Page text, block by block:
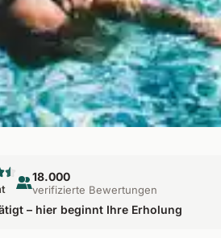
entspannte Auszeit in einem Hotel mit
ist mit ihrer romantischen
Museumslandschaft ein tolles
In einer Unterkunft mit Schwimmbad
Stadterleben mit
18.000
verifizierte Bewertungen
– hier beginnt Ihre Erholung